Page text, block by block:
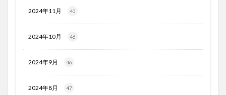
2024年11月 40
2024年10月 46
2024年9月 46
2024年8月 47